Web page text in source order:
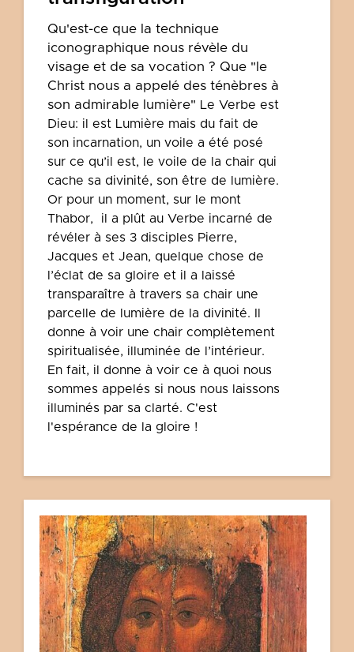
Qu'est-ce que la technique
iconographique nous révèle du
visage et de sa vocation ? Que "le
Christ nous a appelé des ténèbres à
son admirable lumière" Le Verbe est
Dieu: il est Lumière mais du fait de
son incarnation, un voile a été posé
sur ce qu’il est, le voile de la chair qui
cache sa divinité, son être de lumière.
Or pour un moment, sur le mont
Thabor, il a plût au Verbe incarné de
révéler à ses 3 disciples Pierre,
Jacques et Jean, quelque chose de
l’éclat de sa gloire et il a laissé
transparaître à travers sa chair une
parcelle de lumière de la divinité. Il
donne à voir une chair complètement
spiritualisée, illuminée de l’intérieur.
En fait, il donne à voir ce à quoi nous
sommes appelés si nous nous laissons
illuminés par sa clarté. C'est
l'espérance de la gloire !